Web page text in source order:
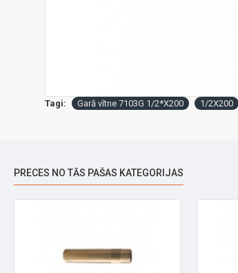
Tagi: Garā vītne 7103G 1/2*X200 1/2X200
PRECES NO TĀS PAŠAS KATEGORIJAS